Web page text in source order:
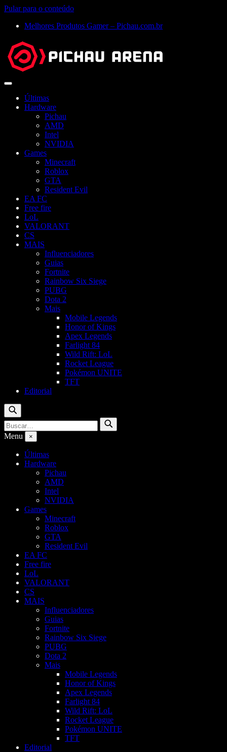
Pular para o conteúdo
Melhores Produtos Gamer – Pichau.com.br
Abrir
Últimas
Hardware
Pichau
AMD
Intel
NVIDIA
Games
Minecraft
Roblox
GTA
Resident Evil
EA FC
Free fire
LoL
VALORANT
CS
MAIS
Influenciadores
Guias
Fortnite
Rainbow Six Siege
PUBG
Dota 2
Mais
Mobile Legends
Honor of Kings
Apex Legends
Farlight 84
Wild Rift: LoL
Rocket League
Pokémon UNITE
TFT
Editorial
Buscar
Buscar
por:
Buscar
Menu ×
Últimas
Hardware
Pichau
AMD
Intel
NVIDIA
Games
Minecraft
Roblox
GTA
Resident Evil
EA FC
Free fire
LoL
VALORANT
CS
MAIS
Influenciadores
Guias
Fortnite
Rainbow Six Siege
PUBG
Dota 2
Mais
Mobile Legends
Honor of Kings
Apex Legends
Farlight 84
Wild Rift: LoL
Rocket League
Pokémon UNITE
TFT
Editorial